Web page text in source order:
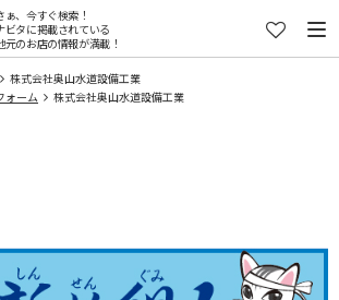
ぁ、今すぐ検索！
ビタに掲載されている
元のお店の情報が満載！
株式会社奥山水道設備工業
ォーム 株式会社奥山水道設備工業